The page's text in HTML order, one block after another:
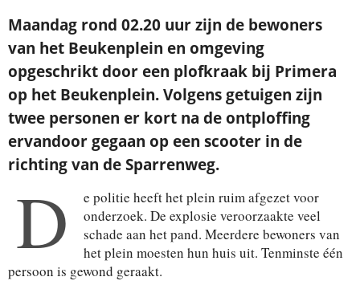
Maandag rond 02.20 uur zijn de bewoners
van het Beukenplein en omgeving
opgeschrikt door een plofkraak bij Primera
op het Beukenplein. Volgens getuigen zijn
twee personen er kort na de ontploffing
ervandoor gegaan op een scooter in de
richting van de Sparrenweg.
D
e politie heeft het plein ruim afgezet voor
onderzoek. De explosie veroorzaakte veel
schade aan het pand. Meerdere bewoners van
het plein moesten hun huis uit. Tenminste één
persoon is gewond geraakt.